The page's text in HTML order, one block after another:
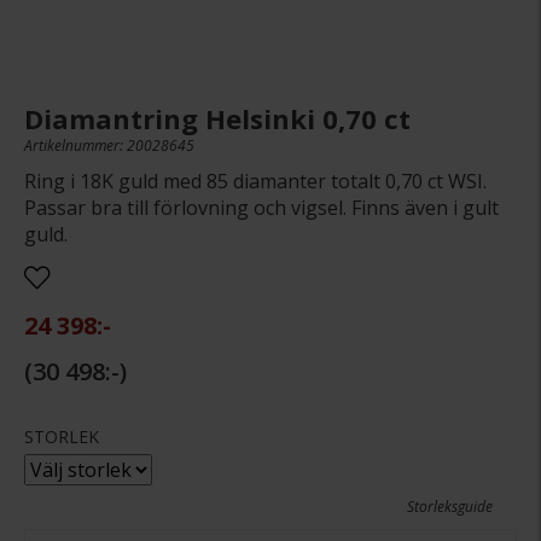
Diamantring Helsinki 0,70 ct
Artikelnummer: 20028645
Ring i 18K guld med 85 diamanter totalt 0,70 ct WSI.
Passar bra till förlovning och vigsel. Finns även i gult
guld.
24 398:-
30 498:-
STORLEK
Storleksguide